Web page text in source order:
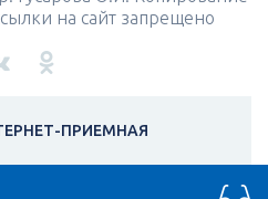
на сайт запрещено
ПРИЕМНАЯ